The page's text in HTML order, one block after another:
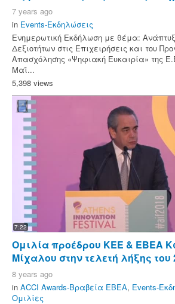
7 years ago
in Events-Εκδηλώσεις
Ενημερωτική Εκδήλωση με θέμα:
Δεξιοτήτων στις Επιχειρήσεις και του
Απασχόλησης «Ψηφιακή Ευκαιρία» της
Μαΐ...
5,398 views
7:22
Ομιλία προέδρου ΚΕΕ & ΕΒΕΑ
Μίχαλου στην τελετή λήξης του
8 years ago
in ACCI Awards-Βραβεία ΕΒΕΑ, Events-
Ομιλίες